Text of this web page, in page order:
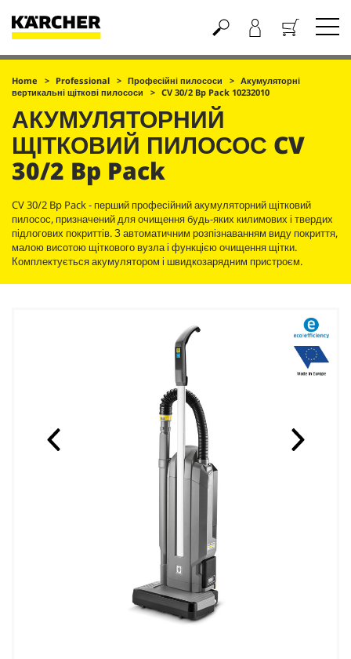
Кошик
Home Professional Професійні пилососи
Акумуляторні
вертикальні щіткові пилососи
CV 30/2 Bp Pack 10232010
АКУМУЛЯТОРНИЙ
ЩІТКОВИЙ ПИЛОСОС CV
30/2 Bp Pack
CV 30/2 Bp Pack - перший професійний акумуляторний щітковий
пилосос, призначений для очищення будь-яких килимових і твердих
підлогових покриттів. З автоматичним розпізнаванням виду покриття,
малою висотою щіткового вузла і функцією очищення щітки.
Комплектується акумулятором і швидкозарядним пристроєм.